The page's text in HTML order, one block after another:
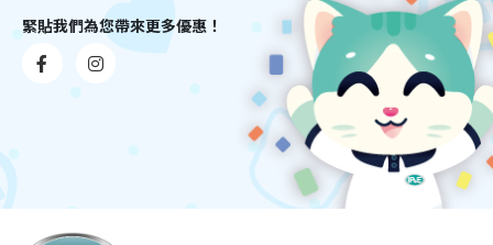
緊貼我們為您帶來更多優惠！